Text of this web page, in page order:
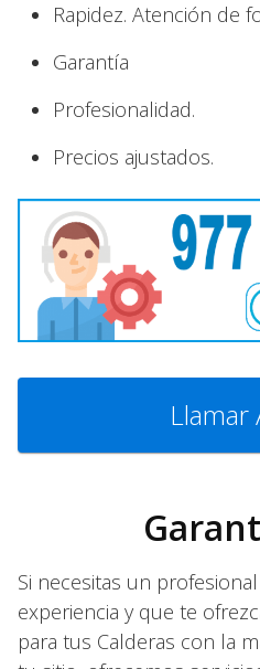
Rapidez. Atención de
Garantía
Profesionalidad.
Precios ajustados.
Llamar
Si necesitas un
experiencia y que te
para tus Calderas con la